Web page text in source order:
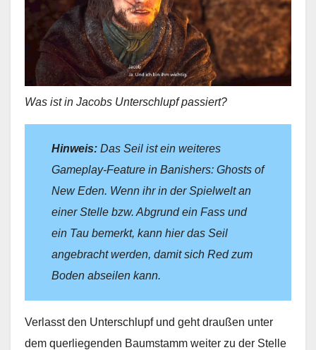
Was ist in Jacobs Unterschlupf passiert?
Hinweis: Das Seil ist ein weiteres
Gameplay-Feature in Banishers: Ghosts of
New Eden. Wenn ihr in der Spielwelt an
einer Stelle bzw. Abgrund ein Fass und
ein Tau bemerkt, kann hier das Seil
angebracht werden, damit sich Red zum
Boden abseilen kann.
Verlasst den Unterschlupf und geht draußen unter
dem querliegenden Baumstamm weiter zu der Stelle